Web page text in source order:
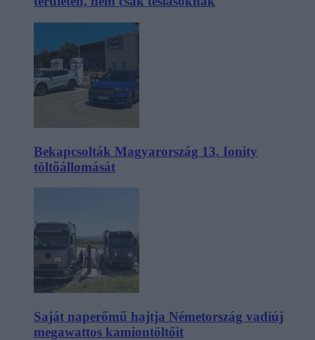
Bekapcsolták Magyarország 13. Ionity
töltőállomását
Saját naperőmű hajtja Németország vadiúj
megawattos kamiontöltőit